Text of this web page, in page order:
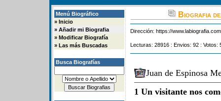
Menú Biográfico
» Inicio
» Añadir mi Biografia
» Modificar Biografía
» Las más Buscadas
Busca Biografías
Biografia
Dirección: https://
Lecturas: 28916 : Envios: 92 : Votos:
Juan de Espinosa
1 Un visitante nos